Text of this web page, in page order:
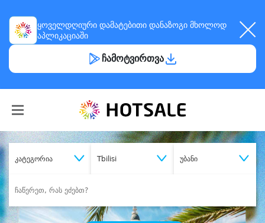
ყოველდღიური დამატებითი დანაზოგი მხოლოდ
აპლიკაციაში
ჩამოტვირთვა
კატეგორია Tbilisi უბანი